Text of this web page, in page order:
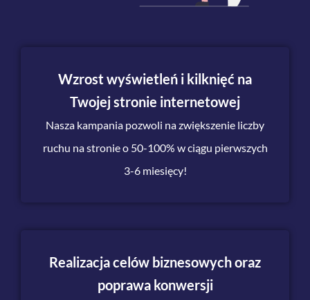
Wzrost wyświetleń i kilknięć na
Twojej stronie internetowej
Nasza kampania pozwoli na zwiększenie liczby
ruchu na stronie o 50-100% w ciągu pierwszych
3-6 miesięcy!
Realizacja celów biznesowych oraz
poprawa konwersji